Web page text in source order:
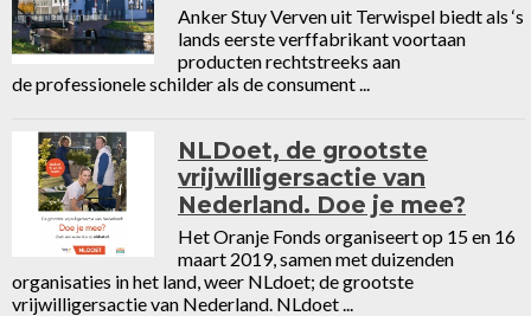
Anker Stuy Verven uit Terwispel biedt als ‘s
lands eerste verffabrikant voortaan
producten rechtstreeks aan
de professionele schilder als de consument ...
NLDoet, de grootste
vrijwilligersactie van
Nederland. Doe je mee?
Het Oranje Fonds organiseert op 15 en 16
maart 2019, samen met duizenden
organisaties in het land, weer NLdoet; de grootste
vrijwilligersactie van Nederland. NLdoet ...